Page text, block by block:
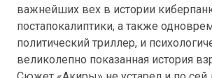
важнейших вех в истории
постапокалиптики, а также
политический триллер, и
великолепно показанная история